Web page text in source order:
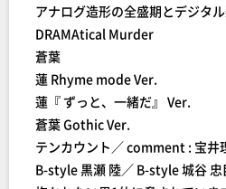
アナログ造形の全盛期とデジタ
DRAMAtical Murder
蒼葉
蓮 Rhyme mode Ver.
蓮『 ずっと、一緒だ』 Ver.
蒼葉 Gothic Ver.
テンカウント／ comment : 宝井
B-style 黒瀬 陸／ B-style 城谷 忠